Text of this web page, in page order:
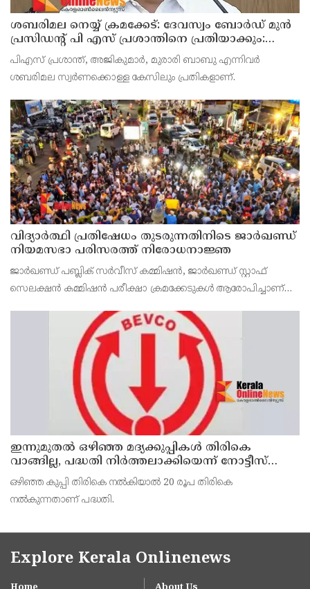
ശബരിമല നെയ്യ് ക്രമക്കേട്: ദേവസ്വം ബോര്‍ഡ് മുന്‍
പ്രസിഡന്റ് പി എസ് പ്രശാന്തിനെ പ്രതിയാക്കും:
ദേവസ്വം വിജിലന്‍സ്
പിഎസ് പ്രശാന്ത്, അജികുമാര്‍, മുരാരി ബാബു എന്നിവര്‍
ശബരിമല സ്വര്‍ണക്കൊള്ള കേസിലും പ്രതികളാണ്.
വിദ്യാര്‍ത്ഥി പ്രതിഷേധം തുടരുന്നതിനിടെ ജാര്‍ഖണ്ഡ്
നിയമസഭാ പരിസരത്ത് നിരോധനാജ്ഞ
ജാര്‍ഖണ്ഡ് പബ്ലിക് സര്‍വീസ് കമ്മിഷന്‍, ജാര്‍ഖണ്ഡ് സ്റ്റാഫ്
സെലക്ഷന്‍ കമ്മിഷന്‍ പരീക്ഷാ ക്രമക്കേടുകള്‍ ആരോപിച്ചാണ്
ഇന്നുമുതല്‍ ഒഴിഞ്ഞ മദ്യക്കുപ്പികള്‍ തിരികെ
വാങ്ങില്ല, പദ്ധതി നിര്‍ത്തലാക്കിയെന്ന് നോട്ടീസ്
പ്രദര്‍ശിപ്പിക്കും
ഒഴിഞ്ഞ കുപ്പി തിരികെ നല്‍കിയാല്‍ 20 രൂപ തിരികെ
നല്‍കുന്നതാണ് പദ്ധതി.
Explore Kerala Onlinenews